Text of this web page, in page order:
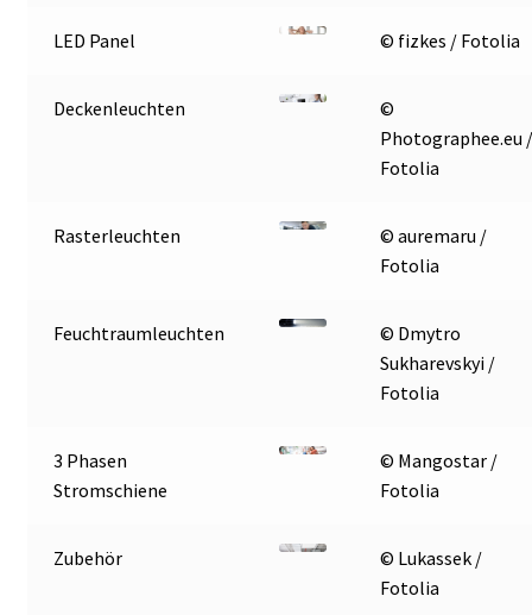
LED Panel © fizkes / Fotolia
Deckenleuchten
©
Photographee.eu
Fotolia
Rasterleuchten
© auremaru /
Fotolia
Feuchtraumleuchten
© Dmytro
Sukharevskyi /
Fotolia
3 Phasen
Stromschiene
© Mangostar /
Fotolia
Zubehör
© Lukassek /
Fotolia